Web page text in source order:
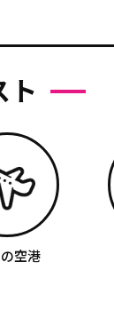
ト
空港